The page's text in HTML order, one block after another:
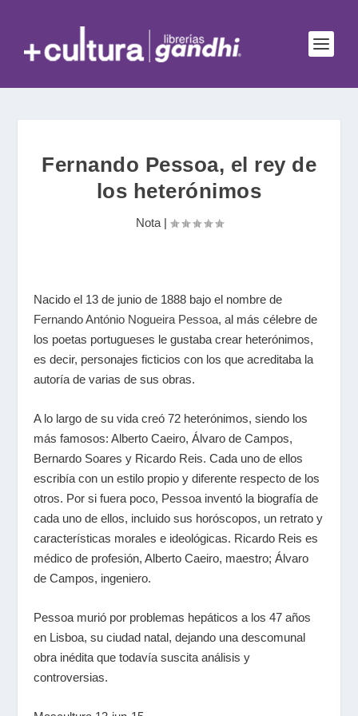
Fernando Pessoa, el rey de
los heterónimos
Nota|
Nacido el 13 de junio de 1888 bajo el nombre de
Fernando António Nogueira Pessoa, al más célebre de
los poetas portugueses le gustaba crear heterónimos,
es decir, personajes ficticios con los que acreditaba la
autoría de varias de sus obras.
A lo largo de su vida creó 72 heterónimos, siendo los
más famosos: Alberto Caeiro, Álvaro de Campos,
Bernardo Soares y Ricardo Reis. Cada uno de ellos
escribía con un estilo propio y diferente respecto de los
otros. Por si fuera poco, Pessoa inventó la biografía de
cada uno de ellos, incluido sus horóscopos, un retrato y
características morales e ideológicas. Ricardo Reis es
médico de profesión, Alberto Caeiro, maestro; Álvaro
de Campos, ingeniero.
Pessoa murió por problemas hepáticos a los 47 años
en Lisboa, su ciudad natal, dejando una descomunal
obra inédita que todavía suscita análisis y
controversias.